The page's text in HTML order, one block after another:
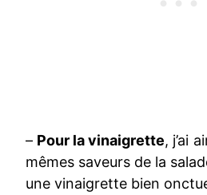
– Pour la vinaigrette, j’ai
mêmes saveurs de la
une vinaigrette bien